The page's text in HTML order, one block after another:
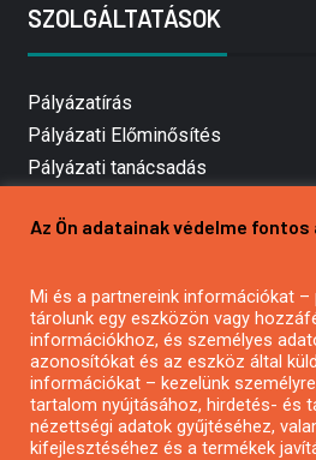
SZOLGÁLTATÁSOK
Pályázatírás
Pályázati Előminősítés
Pályázati tanácsadás
Mezőgazdasági pályázatírás
Pályázatírás civil szervezeteknek
Pályázatírás önkormányzatoknak
Pályázatfigyelés
Specifikus pályázatfigyelés vagy
Az Ön adatainak védelme fontos
Mi és a partnereink információkat –
tárolunk egy eszközön vagy
információkhoz, és személyes
azonosítókat és az eszköz által
információkat – kezelünk
tartalom nyújtásához, hirdetés- és
nézettségi adatok gyűjtéséhez,
kifejlesztéséhez és a termékek